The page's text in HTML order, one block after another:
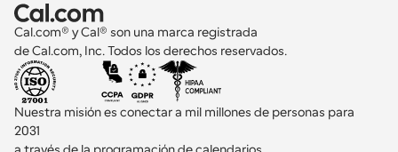
Cal.com® y Cal® son una marca registrada
de Cal.com, Inc. Todos los derechos reservados.
Nuestra misión es conectar a mil millones de personas para
2031